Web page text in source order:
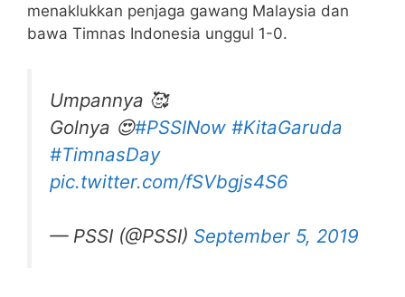
menaklukkan penjaga gawang Malaysia dan
bawa Timnas Indonesia unggul 1-0.
Umpannya 🥰
Golnya 😍#PSSINow #KitaGaruda
#TimnasDay
pic.twitter.com/fSVbgjs4S6
— PSSI (@PSSI) September 5, 2019